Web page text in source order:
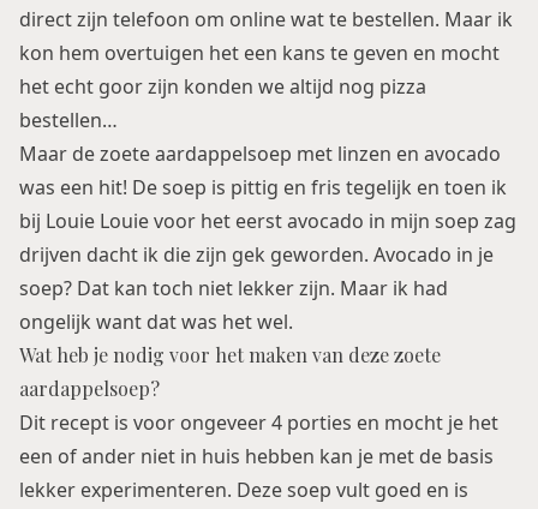
direct zijn telefoon om online wat te bestellen. Maar ik
kon hem overtuigen het een kans te geven en mocht
het echt goor zijn konden we altijd nog pizza
bestellen…
Maar de zoete aardappelsoep met linzen en avocado
was een hit! De soep is pittig en fris tegelijk en toen ik
bij Louie Louie voor het eerst avocado in mijn soep zag
drijven dacht ik die zijn gek geworden. Avocado in je
soep? Dat kan toch niet lekker zijn. Maar ik had
ongelijk want dat was het wel.
Wat heb je nodig voor het maken van deze zoete
aardappelsoep?
Dit recept is voor ongeveer 4 porties en mocht je het
een of ander niet in huis hebben kan je met de basis
lekker experimenteren. Deze soep vult goed en is